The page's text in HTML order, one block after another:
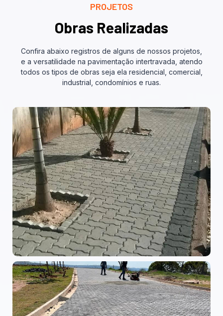
PROJETOS
Obras Realizadas
Confira abaixo registros de alguns de nossos projetos,
e a versatilidade na pavimentação intertravada, atendo
todos os tipos de obras seja ela residencial, comercial,
industrial, condomínios e ruas.